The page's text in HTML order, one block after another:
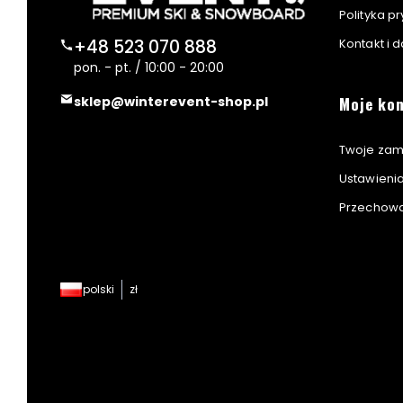
+48 523 070 888
pon. - pt. / 10:00 - 20:00
sklep@winterevent-shop.pl
Polityka
Kontakt i
Moje
Twoje
polski zł